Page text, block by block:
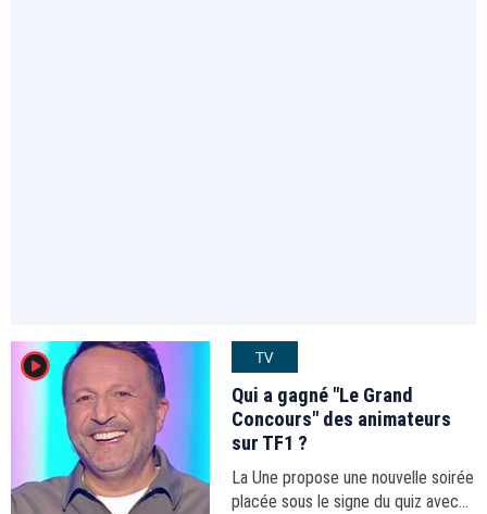
player2 TV
Qui a gagné "Le Grand
Concours" des animateurs
sur TF1 ?
La Une propose une nouvelle soirée
placée sous le signe du quiz avec